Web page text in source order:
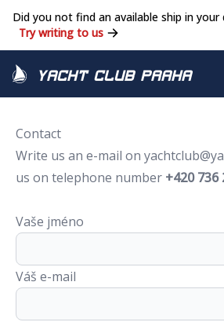
Did you not find an available ship in your
Try writing to us
Yacht Club Praha
Contact
Write us an e-mail on
us on telephone number +420 736
Vaše jméno
Váš e-mail